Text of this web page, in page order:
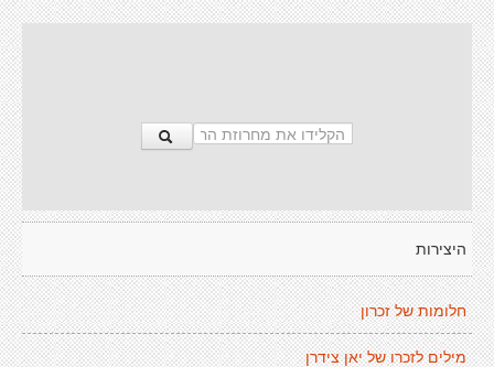
היצירות
חלומות של זכרון
מילים לזכרו של יאן צידרן